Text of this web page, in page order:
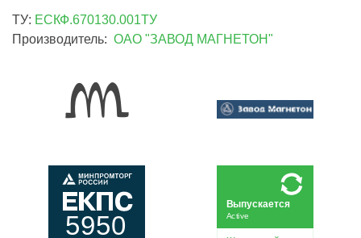
ТУ: ЕСКФ.670130.001ТУ
Производитель: ОАО "ЗАВОД МАГНЕТОН"
5950 Active
Выпускается